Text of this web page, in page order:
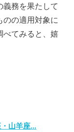
義務を果たして
のの適用対象に
べてみると、嬉
山羊座...